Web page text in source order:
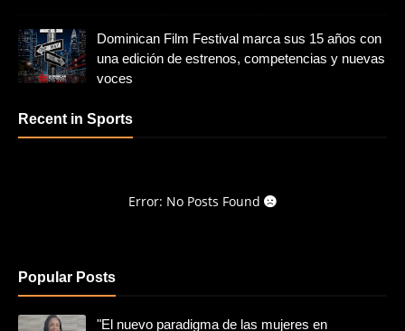
Dominican Film Festival marca sus 15 años con
una edición de estrenos, competencias y nuevas
voces
Recent in Sports
Error: No Posts Found
Popular Posts
"El nuevo paradigma de las mujeres en